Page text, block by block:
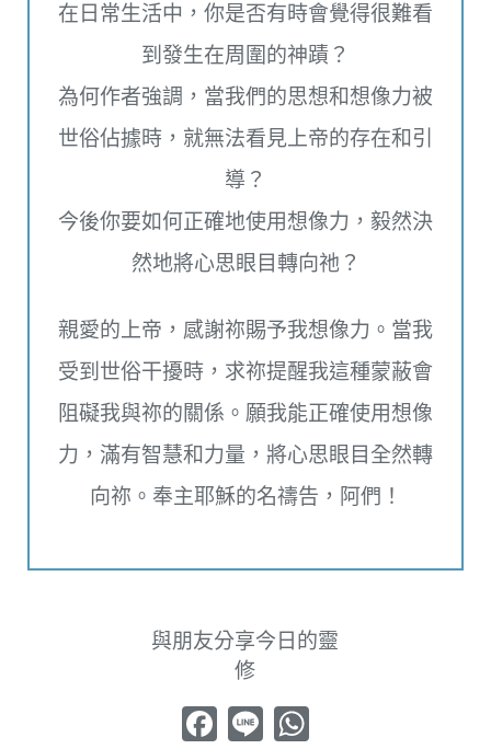
在日常生活中，你是否有時會覺得很難看
到發生在周圍的神蹟？
為何作者強調，當我們的思想和想像力被
世俗佔據時，就無法看見上帝的存在和引
導？
今後你要如何正確地使用想像力，毅然決
然地將心思眼目轉向祂？
親愛的上帝，感謝祢賜予我想像力。當我
受到世俗干擾時，求祢提醒我這種蒙蔽會
阻礙我與祢的關係。願我能正確使用想像
力，滿有智慧和力量，將心思眼目全然轉
向祢。奉主耶穌的名禱告，阿們！
與朋友分享今日的靈
修
Facebook
Line WhatsApp